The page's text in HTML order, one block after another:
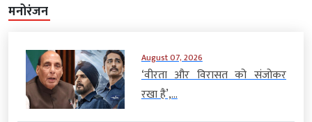
मनोरंजन
August 07, 2026
‘वीरता और विरासत को संजोकर
रखा है’,...